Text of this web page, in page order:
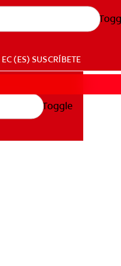
EC (ES) SUSCRÍBETE
Toggle